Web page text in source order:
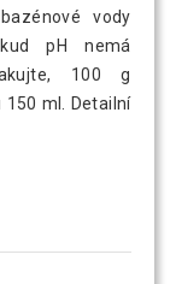
vody
pH nemá
100 g
150 ml. Detailní